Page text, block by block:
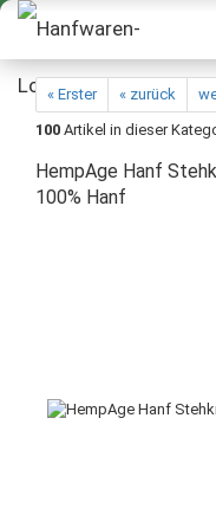
« Erster « zurück
100 Artikel in dieser
HempAge Hanf
100% Hanf